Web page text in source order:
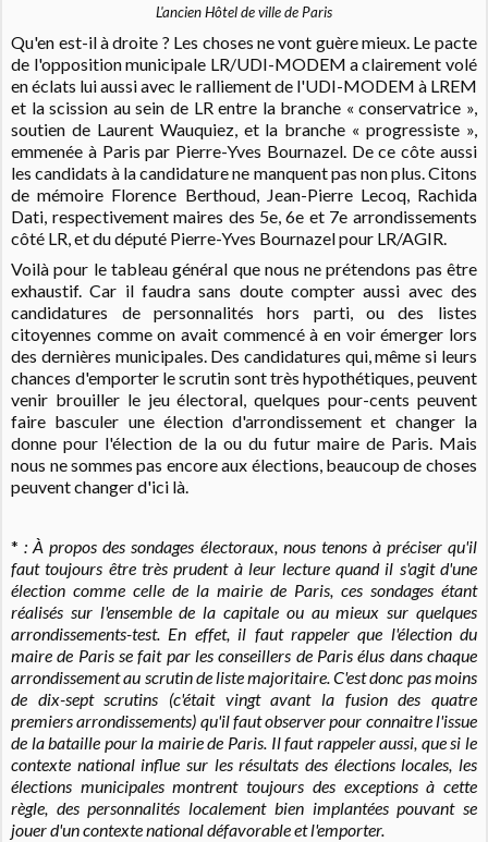
L'ancien Hôtel de ville de Paris
Qu'en est-il à droite ? Les choses ne vont guère mieux. Le pacte
de l'opposition municipale LR/UDI-MODEM a clairement volé
en éclats lui aussi avec le ralliement de l'UDI-MODEM à LREM
et la scission au sein de LR entre la branche « conservatrice »,
soutien de Laurent Wauquiez, et la branche « progressiste »,
emmenée à Paris par Pierre-Yves Bournazel. De ce côte aussi
les candidats à la candidature ne manquent pas non plus. Citons
de mémoire Florence Berthoud, Jean-Pierre Lecoq, Rachida
Dati, respectivement maires des 5e, 6e et 7e arrondissements
côté LR, et du député Pierre-Yves Bournazel pour LR/AGIR.
Voilà pour le tableau général que nous ne prétendons pas être
exhaustif. Car il faudra sans doute compter aussi avec des
candidatures de personnalités hors parti, ou des listes
citoyennes comme on avait commencé à en voir émerger lors
des dernières municipales. Des candidatures qui, même si leurs
chances d'emporter le scrutin sont très hypothétiques, peuvent
venir brouiller le jeu électoral, quelques pour-cents peuvent
faire basculer une élection d'arrondissement et changer la
donne pour l'élection de la ou du futur maire de Paris. Mais
nous ne sommes pas encore aux élections, beaucoup de choses
peuvent changer d'ici là.
*: À propos des sondages électoraux, nous tenons à préciser qu'il
faut toujours être très prudent à leur lecture quand il s'agit d'une
élection comme celle de la mairie de Paris, ces sondages étant
réalisés sur l'ensemble de la capitale ou au mieux sur quelques
arrondissements-test. En effet, il faut rappeler que l'élection du
maire de Paris se fait par les conseillers de Paris élus dans chaque
arrondissement au scrutin de liste majoritaire. C'est donc pas moins
de dix-sept scrutins (c'était vingt avant la fusion des quatre
premiers arrondissements) qu'il faut observer pour connaitre l'issue
de la bataille pour la mairie de Paris. Il faut rappeler aussi, que si le
contexte national influe sur les résultats des élections locales, les
élections municipales montrent toujours des exceptions à cette
règle, des personnalités localement bien implantées pouvant se
jouer d'un contexte national défavorable et l'emporter.